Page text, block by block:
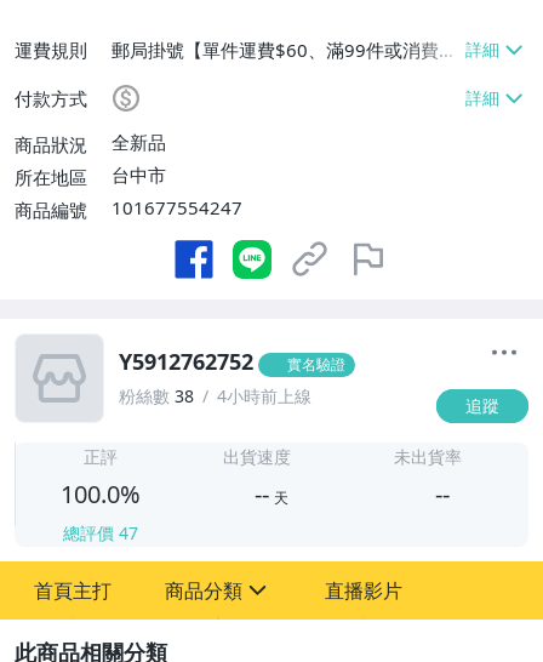
運費規則
郵局掛號【單件運費$60、滿99件或消費滿
$9999免運費】
付款方式
商品狀況
全新品
所在地區
台中市
商品編號
101677554247
Y5912762752 實名驗證
粉絲數 38 4小時前上線 追蹤
正評
100.0%
總評價 47
出貨速度
-- 天
未出貨率
--
首頁主打 商品分類
偶像、球員卡與郵幣
直播影片